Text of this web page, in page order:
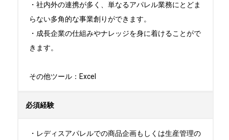
・社内外の連携が多く、単なるアパレル業務にとどま
らない多角的な事業創りができます。
・成長企業の仕組みやナレッジを身に着けることがで
きます。
その他ツール：Excel
必須経験
・レディスアパレルでの商品企画もしくは生産管理の